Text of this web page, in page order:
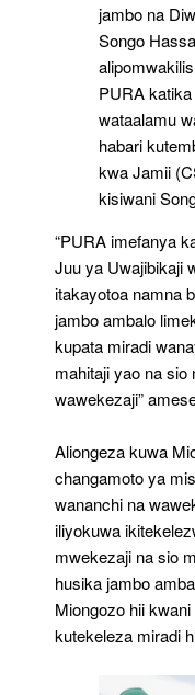
jambo na
Songo
PURA
wataalamu
habari
kwa Jamii
kisiwani
“PURA imefanya
Juu ya Uwajibikaji
itakayotoa namna
jambo ambalo
kupata miradi
mahitaji yao na
wawekezaji”
Aliongeza kuwa
changamoto ya
wananchi na
iliyokuwa
mwekezaji na sio
husika jambo
Miongozo hii
kutekeleza miradi